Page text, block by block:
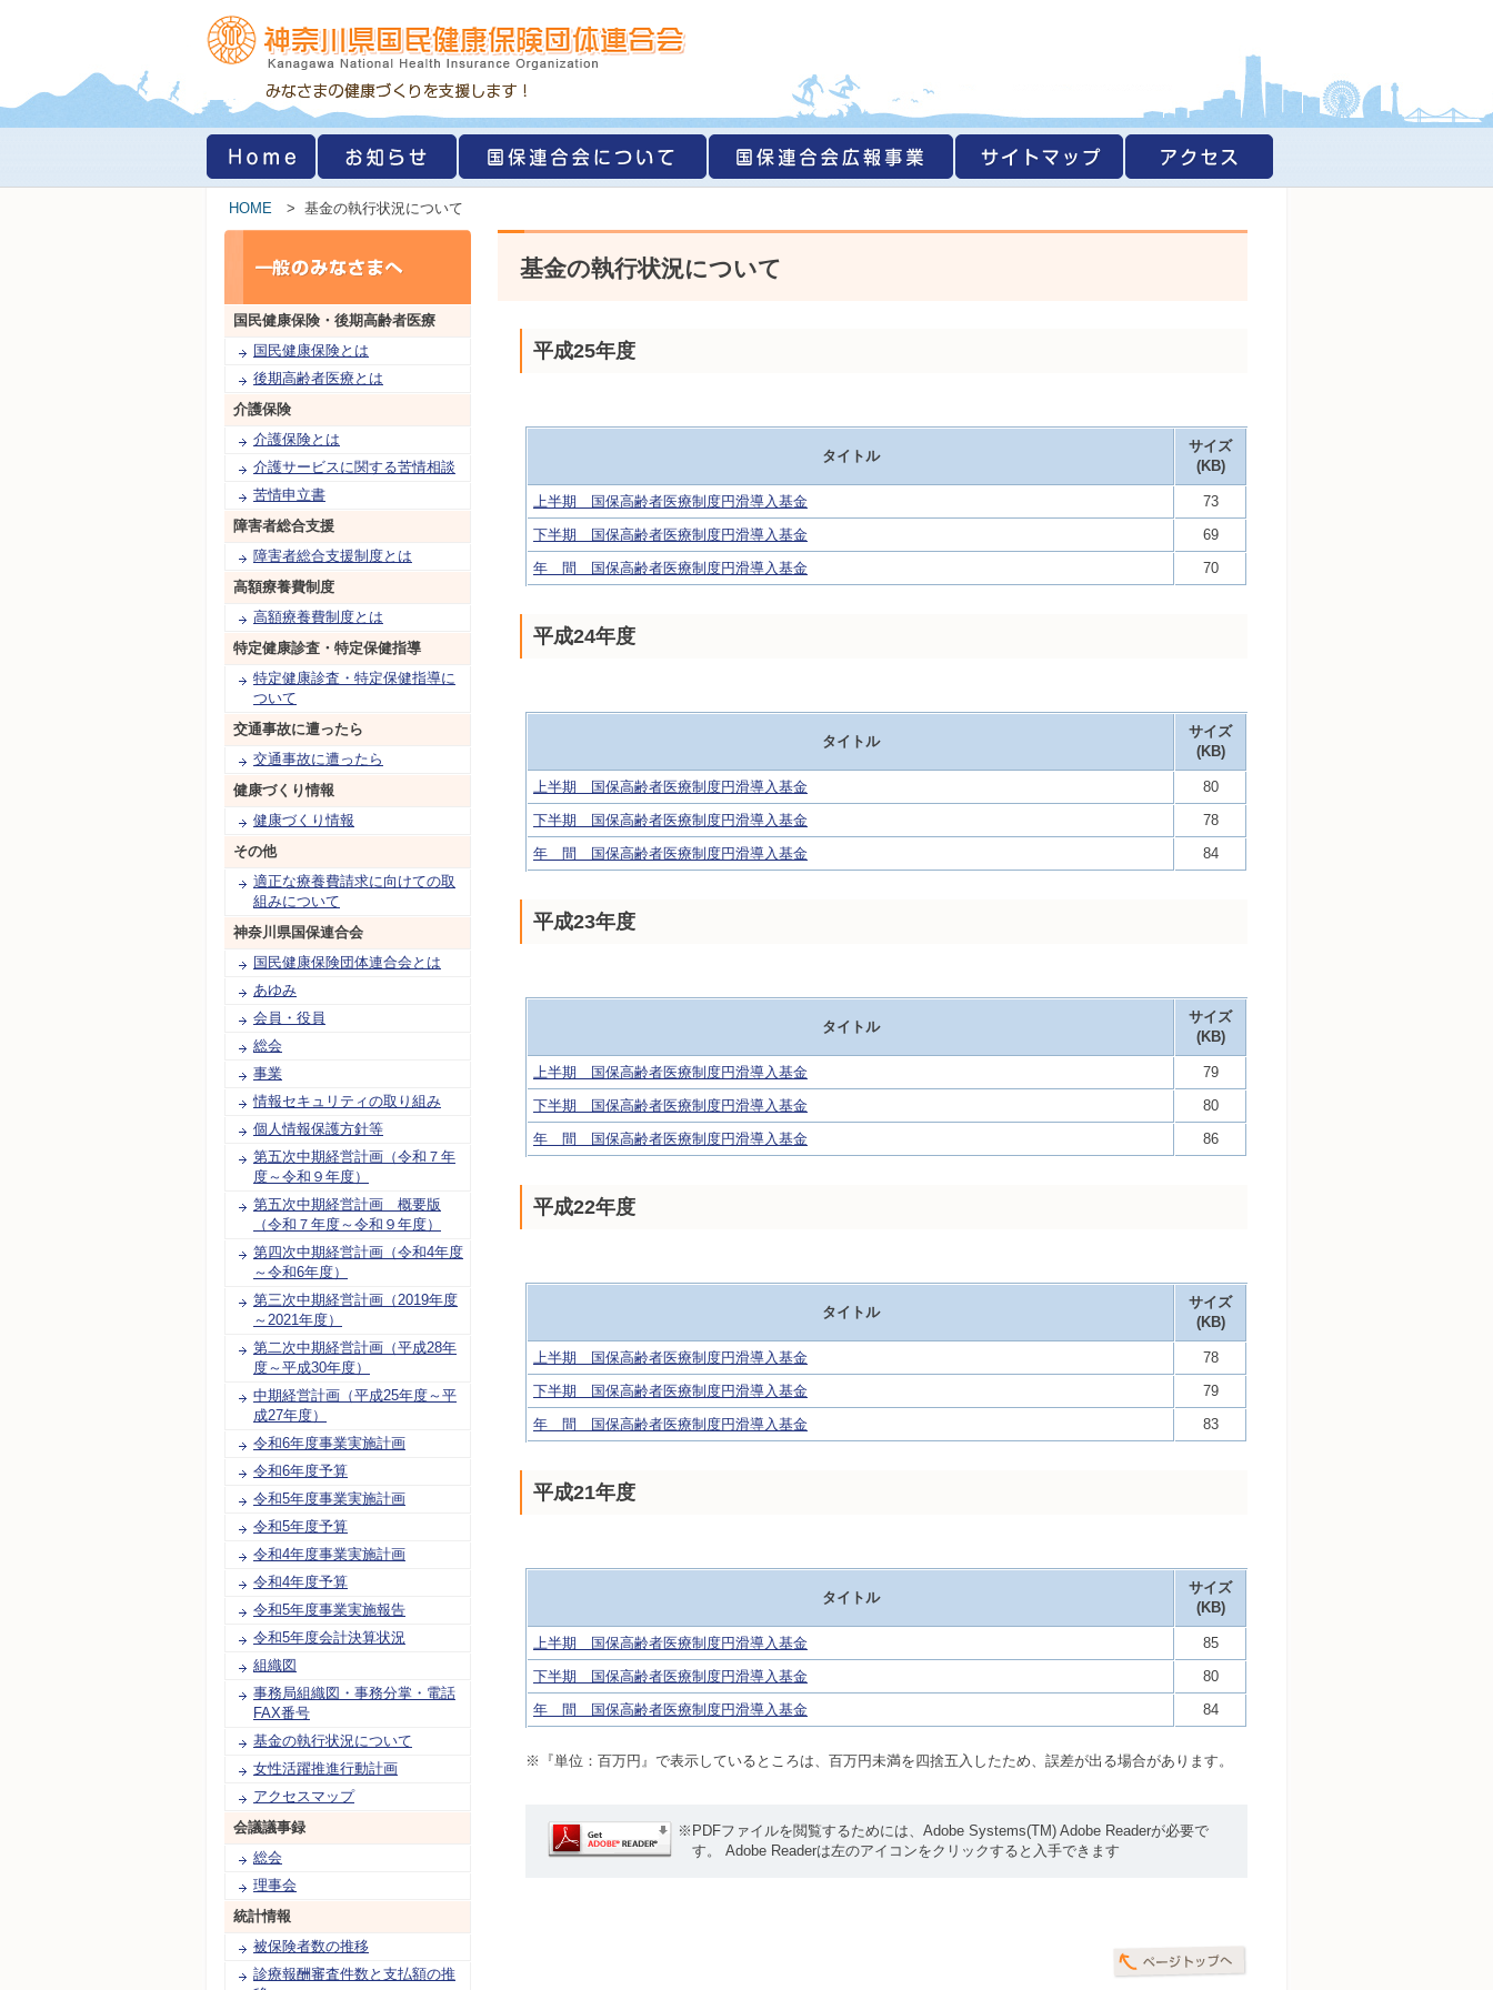
HOME > 基金の執行状況について
国民健康保険・ 後期高齢者医療
国民健康保険とは
後期高齢者医療とは
介護保険
介護保険とは
介護サービスに関する苦情相談
苦情申立書
障害者総合支援
障害者総合支援制度とは
高額療養費制度
高額療養費制度とは
特定健康診査・特定保健指導
特定健康診査・特定保健指導に
ついて
交通事故に遭ったら
交通事故に遭ったら
健康づくり情報
健康づくり情報
その他
適正な療養費請求に向けての取
組みについて
神奈川県国保連合会
国民健康保険団体連合会とは
あゆみ
会員・役員
総会
事業
情報セキュリティの取り組み
個人情報保護方針等
第五次中期経営計画（令和７年
度～令和９年度）
第五次中期経営計画 概要版
（令和７年度～令和９年度）
第四次中期経営計画（令和4年度
～令和6年度）
第三次中期経営計画（2019年度
～2021年度）
第二次中期経営計画（平成28年
度～平成30年度）
中期経営計画（平成25年度～平
成27年度）
令和6年度事業実施計画
令和6年度予算
令和5年度事業実施計画
令和5年度予算
令和4年度事業実施計画
令和4年度予算
令和5年度事業実施報告
令和5年度会計決算状況
組織図
事務局組織図・事務分掌・電話
FAX番号
基金の執行状況について
女性活躍推進行動計画
アクセスマップ
会議議事録
総会
理事会
統計情報
被保険者数の推移
診療報酬審査件数と支払額の推
基金の執行状況について
平成25年度
タイトル
サイズ
(KB)
上半期 国保高齢者医療制度円滑導入基金
73
下半期 国保高齢者医療制度円滑導入基金
69
年 間 国保高齢者医療制度円滑導入基金
70
平成24年度
タイトル
サイズ
(KB)
上半期 国保高齢者医療制度円滑導入基金
80
下半期 国保高齢者医療制度円滑導入基金
78
年 間 国保高齢者医療制度円滑導入基金
84
平成23年度
タイトル
サイズ
(KB)
上半期 国保高齢者医療制度円滑導入基金
79
下半期 国保高齢者医療制度円滑導入基金
80
年 間 国保高齢者医療制度円滑導入基金
86
平成22年度
タイトル
サイズ
(KB)
上半期 国保高齢者医療制度円滑導入基金
78
下半期 国保高齢者医療制度円滑導入基金
79
年 間 国保高齢者医療制度円滑導入基金
83
平成21年度
タイトル
サイズ
(KB)
上半期 国保高齢者医療制度円滑導入基金
85
下半期 国保高齢者医療制度円滑導入基金
80
年 間 国保高齢者医療制度円滑導入基金
84
※『単位：百万円』で表示しているところは、百万円未満を四捨五入したため、誤差が出る場合があります。
※PDFファイルを閲覧するためには、Adobe Systems(TM) Adobe Readerが必要で
す。 Adobe Readerは左のアイコンをクリックすると入手できます